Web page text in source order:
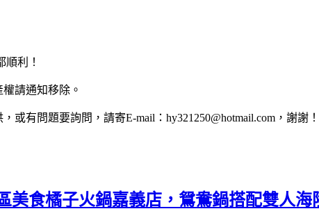
利！
請通知移除。
或有問題要詢問，請寄E-mail：hy321250@hotmail.com，謝謝！
美食橘子火鍋嘉義店，鴛鴦鍋搭配雙人